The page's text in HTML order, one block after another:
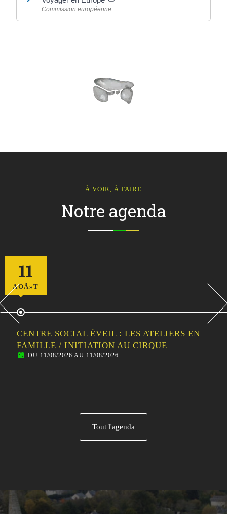
Commission européenne
À VOIR, À FAIRE
Notre agenda
11
AOÃ»T
CENTRE SOCIAL ÉVEIL : LES ATELIERS EN
FAMILLE / INITIATION AU CIRQUE
DU 11/08/2026 AU 11/08/2026
Tout l'agenda